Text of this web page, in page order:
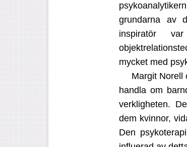
grundarna av
inspiratör
mycket med
Margit Norell
handla om
verkligheten.
dem kvinnor,
Den